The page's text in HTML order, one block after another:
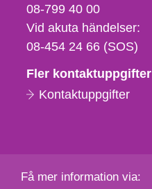
fax
och
e-
08-799 40 00
Vid akuta händelser:
08-454 24 66 (SOS)
Fler kontaktuppgifter
Kontaktuppgifter
Få mer information via: